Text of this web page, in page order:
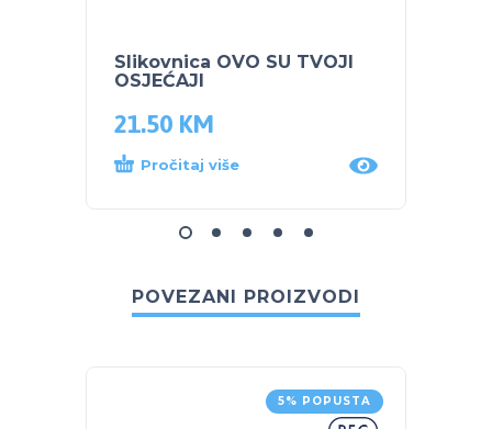
Slikovnica OVO SU TVOJI
OSJEĆAJI
21.50 KM
Pročitaj više
POVEZANI PROIZVODI
5% POPUSTA